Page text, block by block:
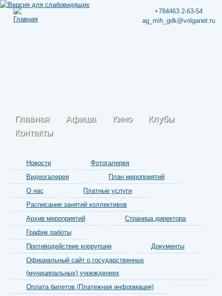
+784463 2-63-54
ag_mih_gdk@volganet.ru
Главная Афиша Кино
Клубы
Контакты
Новости
Фотогалерея
Видеогалерея
План мероприятий
О нас
Платные услуги
Расписание занятий коллективов
Архив мероприятий
Страница директора
График работы
Противодействие коррупции
Документы
Официальный сайт о государственных
(муниципальных) учреждениях
Оплата билетов (Платежная информация)